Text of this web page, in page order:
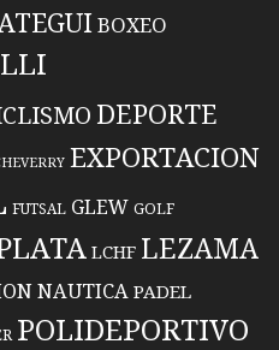
BOXEO
DEPORTE
EXPORTACION
FUTSAL GLEW GOLF
LCHF LEZAMA
NAUTICA PADEL
POLIDEPORTIVO